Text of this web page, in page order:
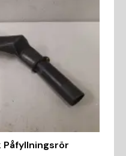
Påfyllningsrör